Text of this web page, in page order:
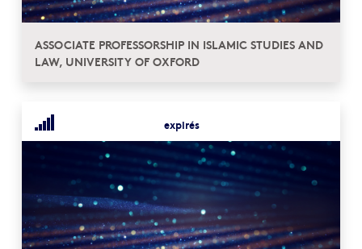
ASSOCIATE PROFESSORSHIP IN ISLAMIC STUDIES AND
LAW, UNIVERSITY OF OXFORD
expirés